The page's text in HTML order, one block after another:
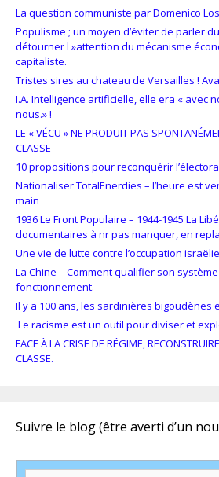
La question communiste par Domenico
Populisme ; un moyen d’éviter de parler
détourner l »attention du mécanisme
capitaliste.
Tristes sires au chateau de Versailles !
I.A. Intelligence artificielle, elle era « avec
nous.» !
LE « VÉCU » NE PRODUIT PAS
CLASSE
10 propositions pour reconquérir
Nationaliser TotalEnerdies – l’heure est
main
1936 Le Front Populaire – 1944-1945 La
documentaires à nr pas manquer, en
Une vie de lutte contre l’occupation
La Chine – Comment qualifier son
fonctionnement.
Il y a 100 ans, les sardinières bigoudènes
Le racisme est un outil pour diviser et
FACE À LA CRISE DE RÉGIME,
CLASSE.
Suivre le blog (être averti d’un